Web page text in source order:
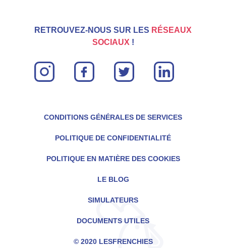
RETROUVEZ-NOUS SUR LES RÉSEAUX
SOCIAUX !
instagram facebook twitter linkin
CONDITIONS GÉNÉRALES DE SERVICES
POLITIQUE DE CONFIDENTIALITÉ
POLITIQUE EN MATIÈRE DES COOKIES
LE BLOG
SIMULATEURS
DOCUMENTS UTILES
© 2020 LESFRENCHIES